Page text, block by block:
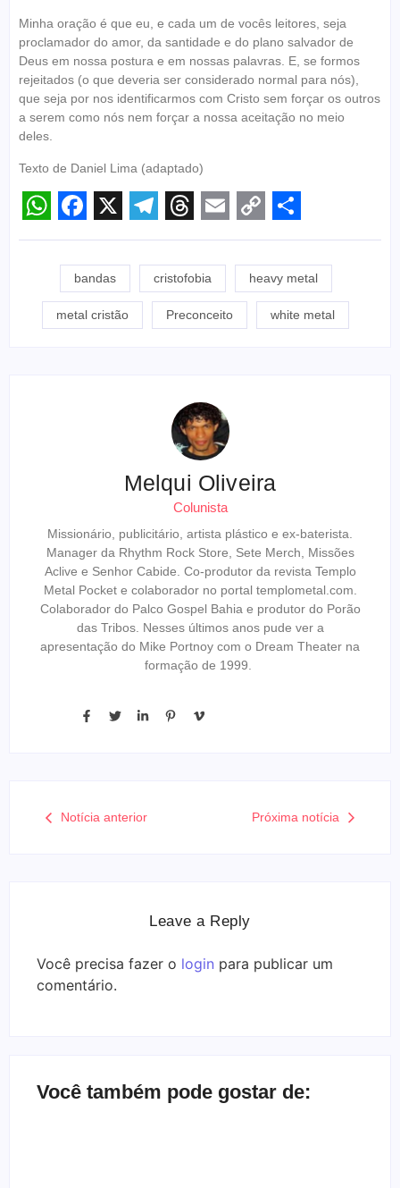
Minha oração é que eu, e cada um de vocês leitores, seja
proclamador do amor, da santidade e do plano salvador de
Deus em nossa postura e em nossas palavras. E, se formos
rejeitados (o que deveria ser considerado normal para nós),
que seja por nos identificarmos com Cristo sem forçar os outros
a serem como nós nem forçar a nossa aceitação no meio
deles.
Texto de Daniel Lima (adaptado)
WhatsApp
Facebook
X Telegram
Threads
Email
Copy
Link
Share
bandas cristofobia heavy metal
metal cristão Preconceito white metal
Melqui Oliveira
Colunista
Missionário, publicitário, artista plástico e ex-baterista.
Manager da Rhythm Rock Store, Sete Merch, Missões
Aclive e Senhor Cabide. Co-produtor da revista Templo
Metal Pocket e colaborador no portal templometal.com.
Colaborador do Palco Gospel Bahia e produtor do Porão
das Tribos. Nesses últimos anos pude ver a
apresentação do Mike Portnoy com o Dream Theater na
formação de 1999.
Notícia anterior Próxima notícia
Leave a Reply
Você precisa fazer o login para publicar um
comentário.
Você também pode gostar de: